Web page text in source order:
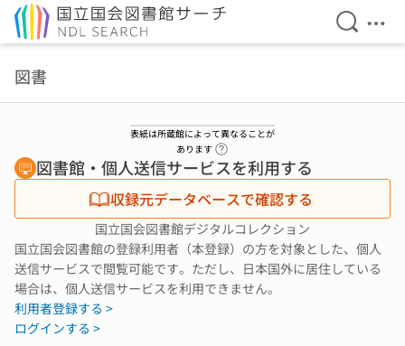
検索を
メ
図書
表紙は所蔵館によって異なることが
あります
図書館・個人送信サービスを利用する
収録元データベースで確認する
国立国会図書館デジタルコレクション
国立国会図書館の登録利用者（本登録）の方を対象とした、個人
送信サービスで閲覧可能です。ただし、日本国外に居住している
場合は、個人送信サービスを利用できません。
利用者登録する >
ログインする >